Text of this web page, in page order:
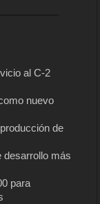
al C-2
nuevo
de
desarrollo más
para